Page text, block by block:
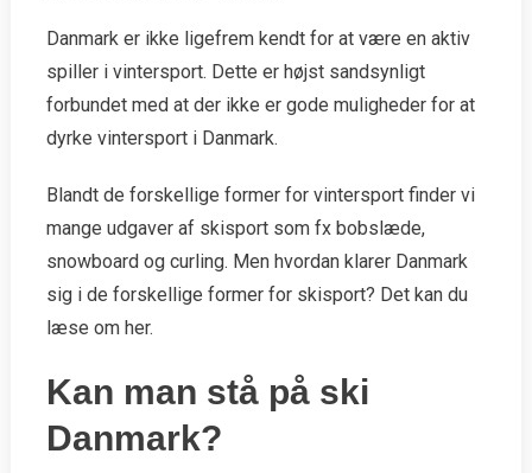
Danmark er ikke ligefrem kendt for at være en aktiv
spiller i vintersport. Dette er højst sandsynligt
forbundet med at der ikke er gode muligheder for at
dyrke vintersport i Danmark.
Blandt de forskellige former for vintersport finder vi
mange udgaver af skisport som fx bobslæde,
snowboard og curling. Men hvordan klarer Danmark
sig i de forskellige former for skisport? Det kan du
læse om her.
Kan man stå på ski
Danmark?